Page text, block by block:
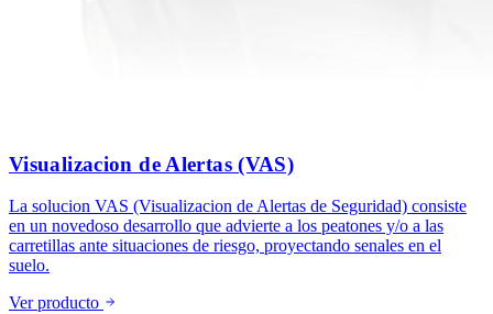
Visualizacion de Alertas (VAS)
La solucion VAS (Visualizacion de Alertas de Seguridad) consiste
en un novedoso desarrollo que advierte a los peatones y/o a las
carretillas ante situaciones de riesgo, proyectando senales en el
suelo.
Ver producto